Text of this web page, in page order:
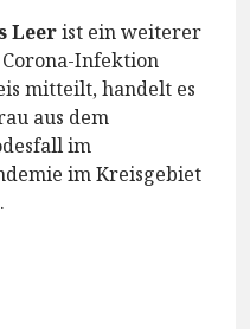
Leerist ein weiterer
Infektion
mitteilt, handelt es
aus dem
im
im Kreisgebiet